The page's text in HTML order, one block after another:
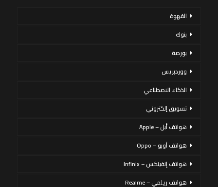
القهوة
بنوك
بورصة
ووردبريس
الذكاء الاصطناعي
تسويق إلكتروني
هواتف أبل – Apple
هواتف أوبو – Oppo
هواتف إنفينكس – Infinix
هواتف ريلمي – Realme